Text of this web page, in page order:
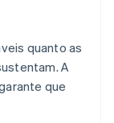
quanto as
A
que